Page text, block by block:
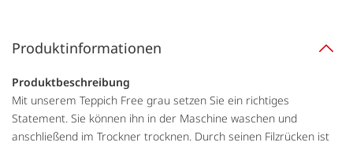
Produktinformationen
Produktbeschreibung
Mit unserem Teppich Free grau setzen Sie ein richtiges
Statement. Sie können ihn in der Maschine waschen und
anschließend im Trockner trocknen. Durch seinen Filzrücken ist